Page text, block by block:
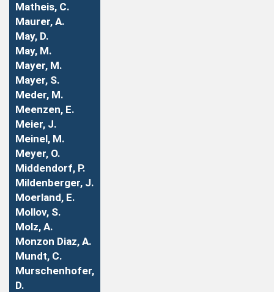
Matheis, C.
Maurer, A.
May, D.
May, M.
Mayer, M.
Mayer, S.
Meder, M.
Meenzen, E.
Meier, J.
Meinel, M.
Meyer, O.
Middendorf, P.
Mildenberger, J.
Moerland, E.
Mollov, S.
Molz, A.
Monzon Diaz, A.
Mundt, C.
Murschenhofer,
D.